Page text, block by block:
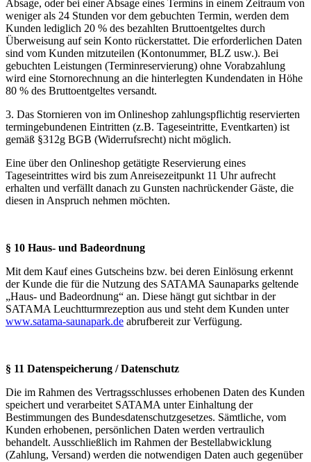
Absage, oder bei einer Absage eines Termins in einem Zeitraum von
weniger als 24 Stunden vor dem gebuchten Termin, werden dem
Kunden lediglich 20 % des bezahlten Bruttoentgeltes durch
Überweisung auf sein Konto rückerstattet. Die erforderlichen Daten
sind vom Kunden mitzuteilen (Kontonummer, BLZ usw.). Bei
gebuchten Leistungen (Terminreservierung) ohne Vorabzahlung
wird eine Stornorechnung an die hinterlegten Kundendaten in Höhe
80 % des Bruttoentgeltes versandt.
3. Das Stornieren von im Onlineshop zahlungspflichtig reservierten
termingebundenen Eintritten (z.B. Tageseintritte, Eventkarten) ist
gemäß §312g BGB (Widerrufsrecht) nicht möglich.
Eine über den Onlineshop getätigte Reservierung eines
Tageseintrittes wird bis zum Anreisezeitpunkt 11 Uhr aufrecht
erhalten und verfällt danach zu Gunsten nachrückender Gäste, die
diesen in Anspruch nehmen möchten.
§ 10 Haus- und Badeordnung
Mit dem Kauf eines Gutscheins bzw. bei deren Einlösung erkennt
der Kunde die für die Nutzung des SATAMA Saunaparks geltende
„Haus- und Badeordnung“ an. Diese hängt gut sichtbar in der
SATAMA Leuchtturmrezeption aus und steht dem Kunden unter
www.satama-saunapark.de abrufbereit zur Verfügung.
§ 11 Datenspeicherung / Datenschutz
Die im Rahmen des Vertragsschlusses erhobenen Daten des Kunden
speichert und verarbeitet SATAMA unter Einhaltung der
Bestimmungen des Bundesdatenschutzgesetzes. Sämtliche, vom
Kunden erhobenen, persönlichen Daten werden vertraulich
behandelt. Ausschließlich im Rahmen der Bestellabwicklung
(Zahlung, Versand) werden die notwendigen Daten auch gegenüber